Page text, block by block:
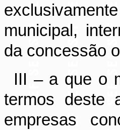
municipal,
da concessão
III – a que o
termos deste
empresas